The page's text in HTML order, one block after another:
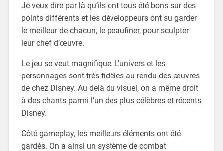
Je veux dire par là qu’ils ont tous été bons sur des
points différents et les développeurs ont su garder
le meilleur de chacun, le peaufiner, pour sculpter
leur chef d’œuvre.
Le jeu se veut magnifique. L’univers et les
personnages sont très fidèles au rendu des œuvres
de chez Disney. Au delà du visuel, on a même droit
à des chants parmi l’un des plus célèbres et récents
Disney.
Côté gameplay, les meilleurs éléments ont été
gardés. On a ainsi un système de combat